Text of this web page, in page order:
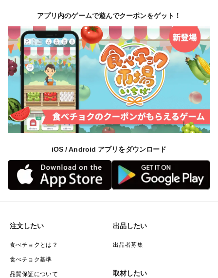
アプリ内のゲームで遊んでクーポンをゲット！
iOS / Android アプリをダウンロード
注文したい
食べチョクとは？
食べチョク基準
品質保証について
出品したい
出品者募集
取材したい